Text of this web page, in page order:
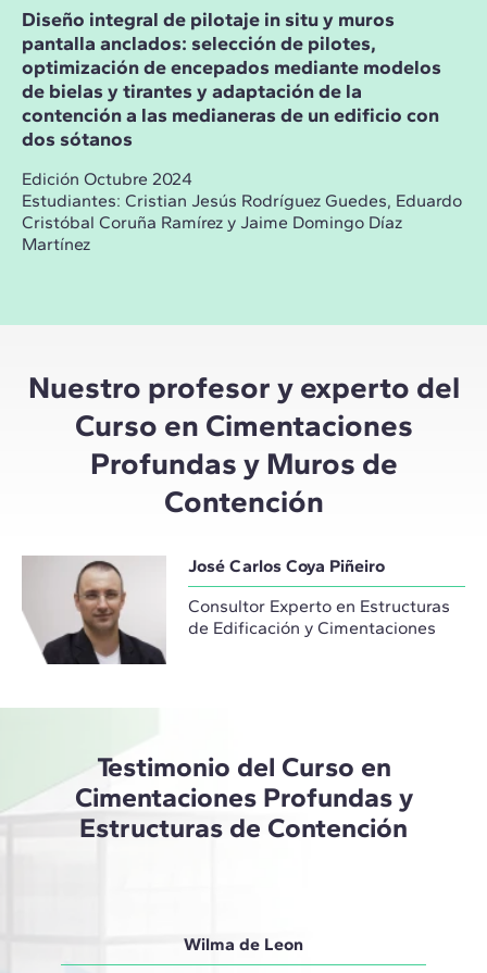
Diseño integral de pilotaje in situ y muros
pantalla anclados: selección de pilotes,
optimización de encepados mediante modelos
de bielas y tirantes y adaptación de la
contención a las medianeras de un edificio con
dos sótanos
Edición Octubre 2024
Estudiantes: Cristian Jesús Rodríguez Guedes, Eduardo
Cristóbal Coruña Ramírez y Jaime Domingo Díaz
Martínez
Nuestro profesor y experto del
Curso en Cimentaciones
Profundas y Muros de
Contención
José Carlos Coya Piñeiro
Consultor Experto en Estructuras
de Edificación y Cimentaciones
Testimonio del Curso en
Cimentaciones Profundas y
Estructuras de Contención
Wilma de Leon